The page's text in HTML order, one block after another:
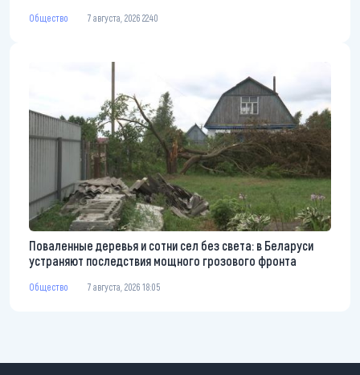
Общество 7 августа, 2026 22:40
Поваленные деревья и сотни сел без света: в Беларуси
устраняют последствия мощного грозового фронта
Общество 7 августа, 2026 18:05